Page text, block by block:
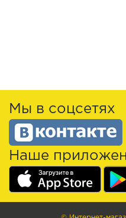
Мы в соцсетях
Наше